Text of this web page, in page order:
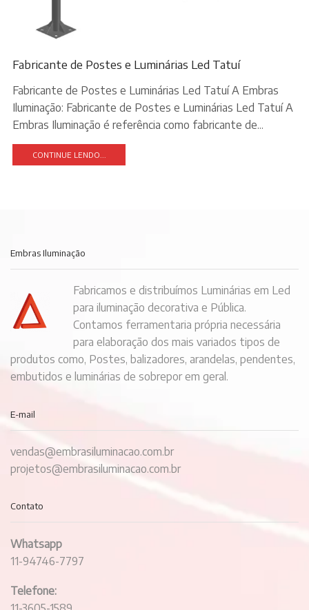
Fabricante de Postes e Luminárias Led Tatuí
Fabricante de Postes e Luminárias Led Tatuí A Embras
Iluminação: Fabricante de Postes e Luminárias Led Tatuí A
Embras Iluminação é referência como fabricante de...
CONTINUE LENDO...
Embras Iluminação
Fabricamos e distribuímos Luminárias em Led
para iluminação decorativa e Pública.
Contamos ferramentaria própria necessária
para elaboração dos mais variados tipos de
produtos como, Postes, balizadores, arandelas, pendentes,
embutidos e luminárias de sobrepor em geral.
E-mail
vendas@embrasiluminacao.com.br
projetos@embrasiluminacao.com.br
Contato
Whatsapp
11-94746-7797
Telefone: